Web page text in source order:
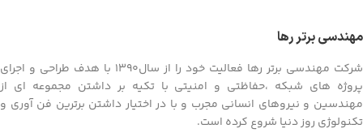
مهندسی برتر رها
شرکت مهندسی برتر رها فعالیت خود را از سال1390 با هدف طراحی و اجرای
پروژه های شبکه ،حفاظتی و امنیتی با تکیه بر داشتن مجموعه ای از
مهندسین و نیروهای انسانی مجرب و با در اختیار داشتن برترین فن آوری و
تکنولوژی روز دنیا شروع کرده است.